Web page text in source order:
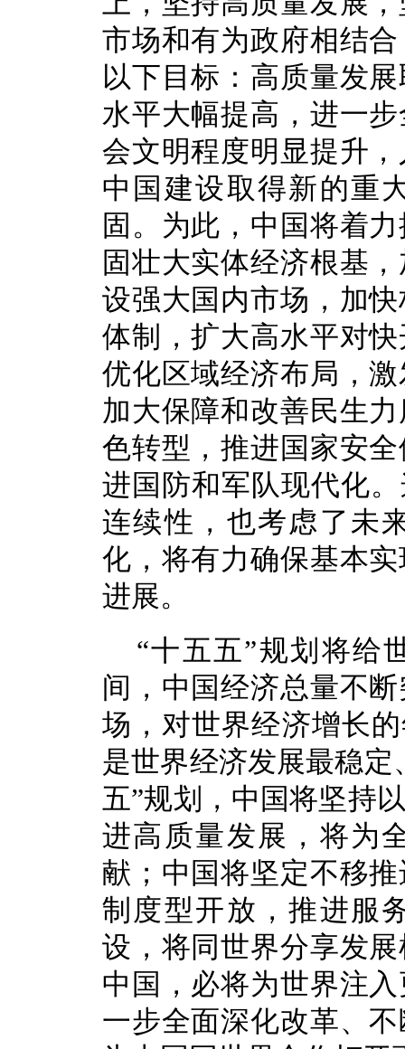
市场和有为政府相结
以下目标：高质量发
水平大幅提高，进一
会文明程度明显提升
中国建设取得新的重
固。为此，中国将着
固壮大实体经济根基
设强大国内市场，加
体制，扩大高水平对
优化区域经济布局，
加大保障和改善民生
色转型，推进国家安
进国防和军队现代化
连续性，也考虑了未
化，将有力确保基本
进展。
“十五五”规划将给
间，中国经济总量不
场，对世界经济增长
是世界经济发展最稳定
五”规划，中国将坚持
进高质量发展，将为
献；中国将坚定不移
制度型开放，推进服
设，将同世界分享发
中国，必将为世界注
一步全面深化改革、